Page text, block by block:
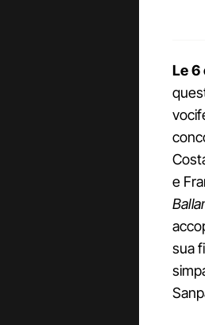
Le 6
e
sua